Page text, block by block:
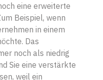
eine erweiterte
Beispiel, wenn
in einem
Das
noch als niedrig
Sie eine verstärkte
weil ein